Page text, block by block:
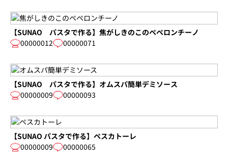
【SUNAO パスタで作る】焦がしきのこのペペロンチーノ
00000012
00000071
【SUNAO パスタで作る】オムスパ簡単デミソース
00000009
00000093
【SUNAO パスタで作る】ペスカトーレ
00000009
00000065